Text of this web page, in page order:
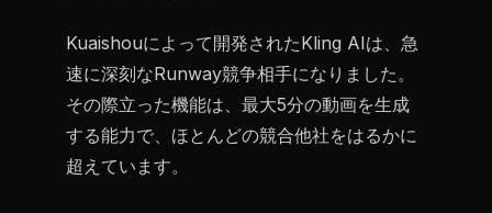
Kuaishouによって開発されたKling AIは、急
速に深刻なRunway競争相手になりました。
その際立った機能は、最大5分の動画を生成
する能力で、ほとんどの競合他社をはるかに
超えています。